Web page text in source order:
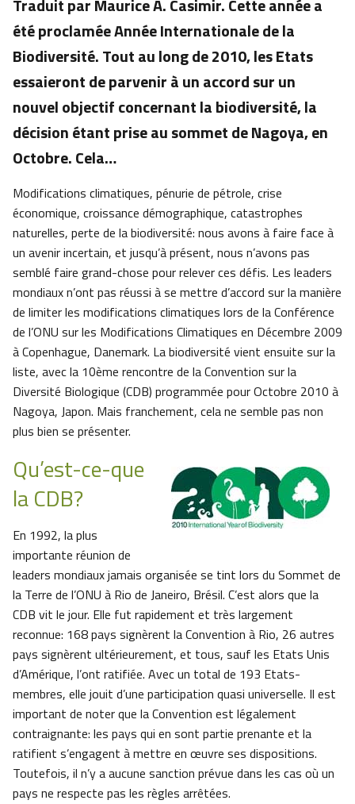
Traduit par Maurice A. Casimir. Cette année a
été proclamée Année Internationale de la
Biodiversité. Tout au long de 2010, les Etats
essaieront de parvenir à un accord sur un
nouvel objectif concernant la biodiversité, la
décision étant prise au sommet de Nagoya, en
Octobre. Cela…
Modifications climatiques, pénurie de pétrole, crise
économique, croissance démographique, catastrophes
naturelles, perte de la biodiversité: nous avons à faire face à
un avenir incertain, et jusqu’à présent, nous n’avons pas
semblé faire grand-chose pour relever ces défis. Les leaders
mondiaux n’ont pas réussi à se mettre d’accord sur la manière
de limiter les modifications climatiques lors de la Conférence
de l’ONU sur les Modifications Climatiques en Décembre 2009
à Copenhague, Danemark. La biodiversité vient ensuite sur la
liste, avec la 10ème rencontre de la Convention sur la
Diversité Biologique (CDB) programmée pour Octobre 2010 à
Nagoya, Japon. Mais franchement, cela ne semble pas non
plus bien se présenter.
Qu’est-ce-que
la CDB?
En 1992, la plus
importante réunion de
leaders mondiaux jamais organisée se tint lors du Sommet de
la Terre de l’ONU à Rio de Janeiro, Brésil. C’est alors que la
CDB vit le jour. Elle fut rapidement et très largement
reconnue: 168 pays signèrent la Convention à Rio, 26 autres
pays signèrent ultérieurement, et tous, sauf les Etats Unis
d’Amérique, l’ont ratifiée. Avec un total de 193 Etats-
membres, elle jouit d’une participation quasi universelle. Il est
important de noter que la Convention est légalement
contraignante: les pays qui en sont partie prenante et la
ratifient s’engagent à mettre en œuvre ses dispositions.
Toutefois, il n’y a aucune sanction prévue dans les cas où un
pays ne respecte pas les règles arrêtées.